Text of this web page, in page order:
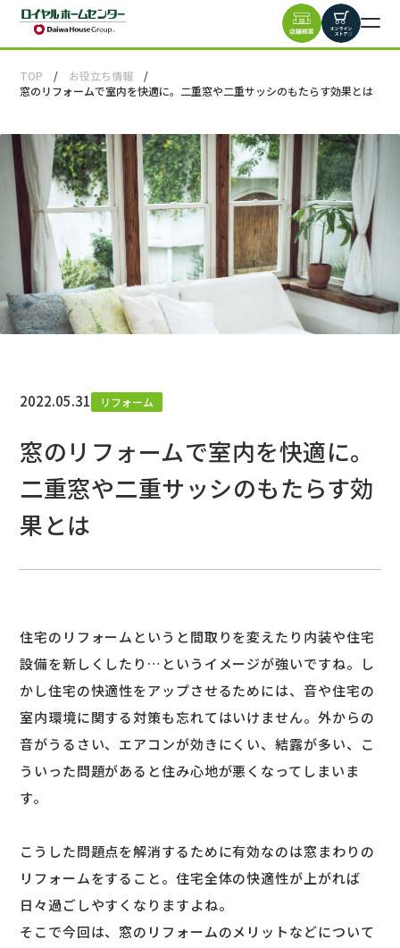
TOP
お役立ち情報
窓のリフォームで室内を快適に。二重窓や二重サッシのもたらす効果とは
2022.05.31 リフォーム
窓のリフォームで室内を快適に。
二重窓や二重サッシのもたらす効
果とは
住宅のリフォームというと間取りを変えたり内装や住宅
設備を新しくしたり…というイメージが強いですね。し
かし住宅の快適性をアップさせるためには、音や住宅の
室内環境に関する対策も忘れてはいけません。外からの
音がうるさい、エアコンが効きにくい、結露が多い、こ
ういった問題があると住み心地が悪くなってしまいま
す。
こうした問題点を解消するために有効なのは窓まわりの
リフォームをすること。住宅全体の快適性が上がれば
日々過ごしやすくなりますよね。
そこで今回は、窓のリフォームのメリットなどについて